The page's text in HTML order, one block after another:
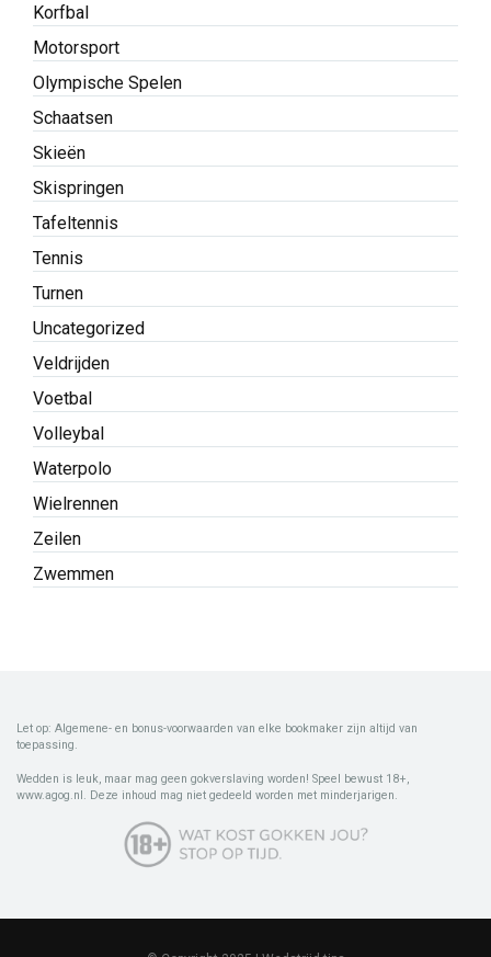
Korfbal
Motorsport
Olympische Spelen
Schaatsen
Skieën
Skispringen
Tafeltennis
Tennis
Turnen
Uncategorized
Veldrijden
Voetbal
Volleybal
Waterpolo
Wielrennen
Zeilen
Zwemmen
Let op: Algemene- en bonus-voorwaarden van elke bookmaker zijn altijd van
toepassing.
Wedden is leuk, maar mag geen gokverslaving worden! Speel bewust 18+,
www.agog.nl. Deze inhoud mag niet gedeeld worden met minderjarigen.